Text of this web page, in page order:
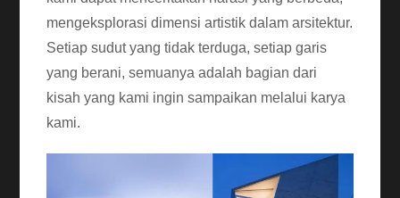
mengeksplorasi dimensi artistik dalam arsitektur.
Setiap sudut yang tidak terduga, setiap garis
yang berani, semuanya adalah bagian dari
kisah yang kami ingin sampaikan melalui karya
kami.